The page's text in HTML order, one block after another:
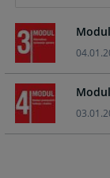
forward
to
interact
with
the
calendar
and